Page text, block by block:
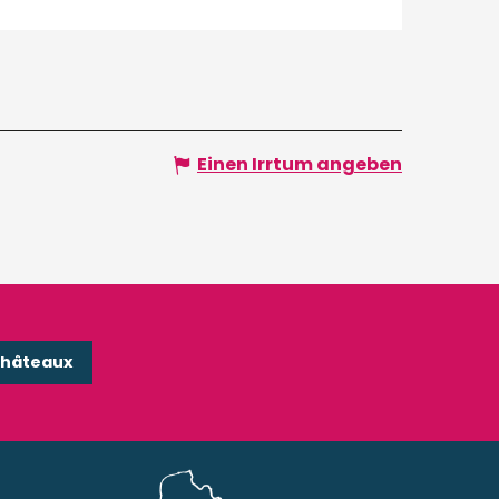
Einen Irrtum angeben